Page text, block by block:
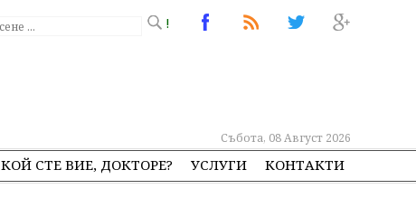
!
Събота, 08 Август 2026
КОЙ СТЕ ВИЕ, ДОКТОРЕ? УСЛУГИ КОНТАКТИ